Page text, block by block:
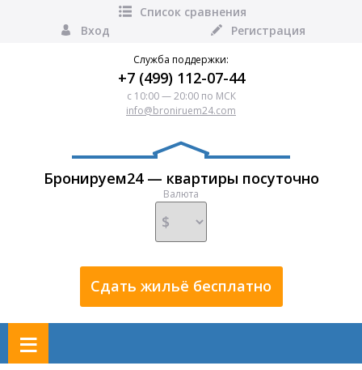
Список сравнения
Вход
Регистрация
Служба поддержки:
+7 (499) 112-07-44
с 10:00 — 20:00 по МСК
info@broniruem24.com
Бронируем24 — квартиры посуточно
Валюта
Сдать жильё бесплатно
≡